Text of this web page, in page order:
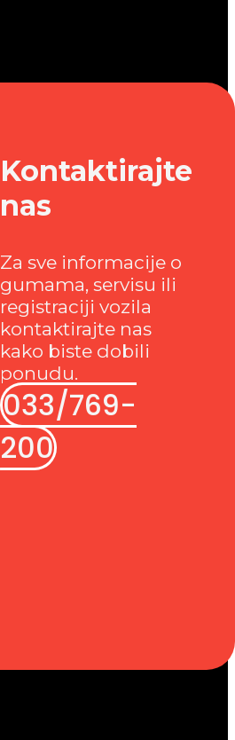
Kontaktirajte
nas
Za sve informacije o
gumama, servisu ili
registraciji vozila
kontaktirajte nas
kako biste dobili
ponudu.
033/769-
200